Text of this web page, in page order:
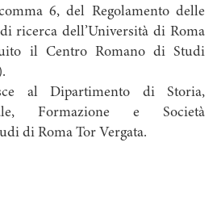
6, del Regolamento delle
ricerca dell’Università di Roma
il Centro Romano di Studi
al Dipartimento di Storia,
Formazione e Società
di Roma Tor Vergata.